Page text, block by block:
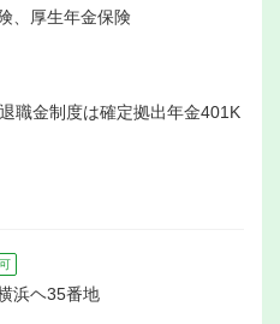
、厚生年金保険
職金制度は確定拠出年金401K
浜ヘ35番地